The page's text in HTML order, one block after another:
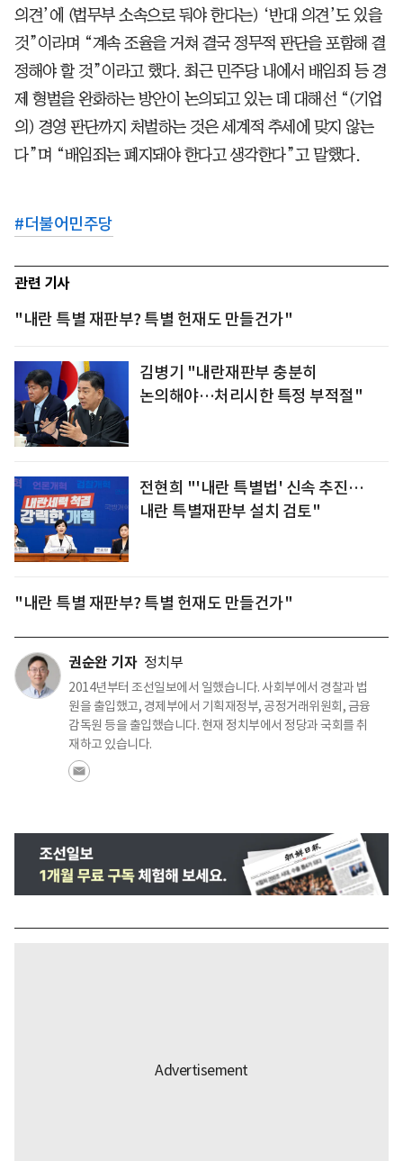
의견’에 (법무부 소속으로 둬야 한다는) ‘반대 의견’도 있을
것”이라며 “계속 조율을 거쳐 결국 정무적 판단을 포함해 결
정해야 할 것”이라고 했다. 최근 민주당 내에서 배임죄 등 경
제 형벌을 완화하는 방안이 논의되고 있는 데 대해선 “(기업
의) 경영 판단까지 처벌하는 것은 세계적 추세에 맞지 않는
다”며 “배임죄는 폐지돼야 한다고 생각한다”고 말했다.
#더불어민주당
관련 기사
"내란 특별 재판부? 특별 헌재도 만들건가"
김병기 "내란재판부 충분히
논의해야…처리시한 특정 부적절"
전현희 "'내란 특별법' 신속 추진…
내란 특별재판부 설치 검토"
"내란 특별 재판부? 특별 헌재도 만들건가"
권순완 기자 정치부
2014년부터 조선일보에서 일했습니다. 사회부에서 경찰과 법
원을 출입했고, 경제부에서 기획재정부, 공정거래위원회, 금융
감독원 등을 출입했습니다. 현재 정치부에서 정당과 국회를 취
재하고 있습니다.